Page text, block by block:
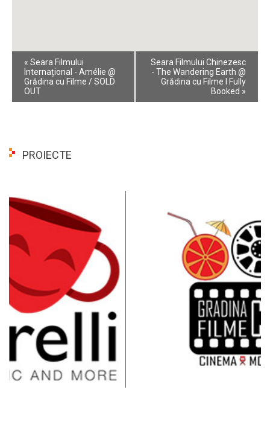
Event
Navigation
« Seara Filmului
Internațional - Amélie @
Grădina cu Filme / SOLD
OUT
Seara Filmului Chinezesc
- The Wandering Earth @
Grădina cu Filme I Fully
Booked »
PROIECTE